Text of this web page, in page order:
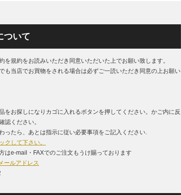
ついて
を規約をお読みいただき同意いただいた上でお願い致します。
も当店でお買物をされる場合は必ずご一読いただき同意の上お願い
をお探しになりカゴに入れるボタンを押してください。かご内に反
認ください。
ったら、あとは指示に従い必要事項をご記入ください.
クして下さい。
はe-mail・FAXでのご注文もうけ賜っております
ールアドレス